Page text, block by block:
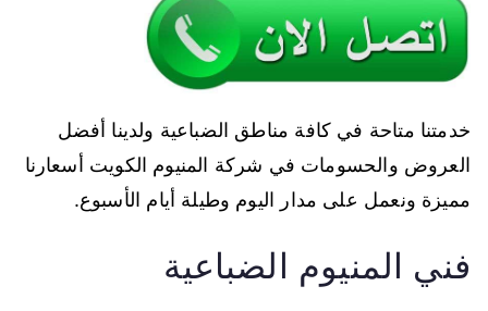
خدمتنا متاحة في كافة مناطق الضباعية ولدينا أفضل
العروض والحسومات في شركة المنيوم الكويت أسعارنا
مميزة ونعمل على مدار اليوم وطيلة أيام الأسبوع.
فني المنيوم الضباعية